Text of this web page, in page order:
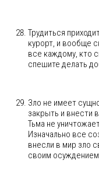
Трудиться
курорт, и вообще
все каждому, кто
спешите делать
Зло не имеет
закрыть и внести
Тьма не
Изначально все
внесли в мир зло
своим